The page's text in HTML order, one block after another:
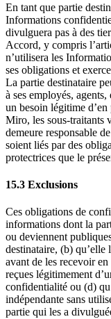
En tant que partie
Informations
divulguera pas à des
Accord, y compris
n’utilisera les
ses obligations et
La partie destinataire
à ses employés,
un besoin légitime
Miro, les sous-traitants
demeure responsable
soient liés par des
protectrices que le
15.3 Exclusions
Ces obligations de
informations dont la
ou deviennent
destinataire, (b) qu’elle
avant de les recevoir
reçues légitimement
confidentialité ou (d)
indépendante sans
partie qui les a